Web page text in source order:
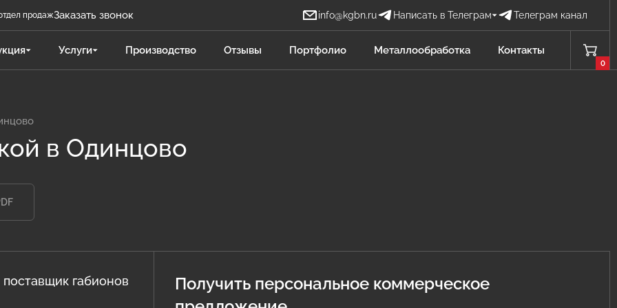
продажЗаказать звонок info@kgbn.ru Написать в Телеграм Телеграм канал
Задать вопрос БН Бова Наталья
Отдел продаж
Поликарпова Светлана
Услуги Производство Отзывы Портфолио Металлообработка Контакты
0
в Одинцово
габионов
Получить персональное коммерческое